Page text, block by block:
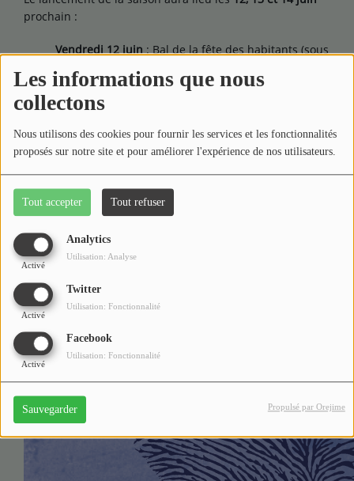
Les informations que nous
collectons
Nous utilisons des cookies pour fournir les services et les fonctionnalités
proposés sur notre site et pour améliorer l'expérience de nos utilisateurs.
Tout accepter Tout refuser
Analytics
Activé
Utilisation: Analyse
Twitter
Activé
Utilisation: Fonctionnalité
Facebook
Activé
Utilisation: Fonctionnalité
Sauvegarder Propulsé par Orejime
prochain :
Vendredi 12 juin: Bal de la fête des habitants (sous
Samedi 13 juin
Dimanche 14 juin : Journée portes ouvertes (décors,